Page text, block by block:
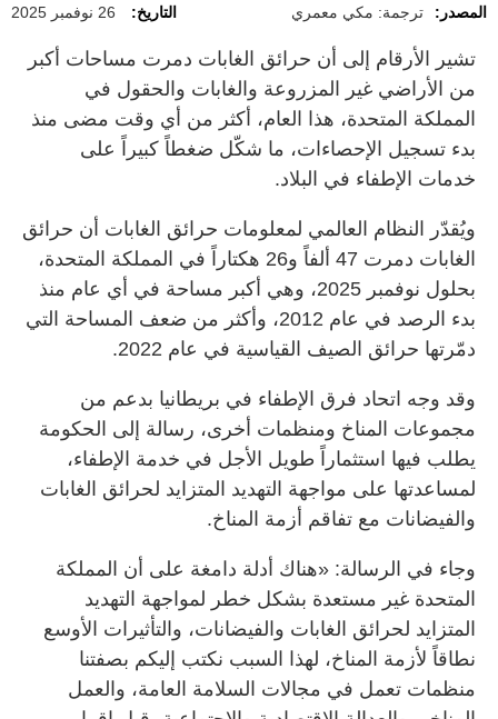
المصدر: ترجمة: مكي معمري التاريخ: 26 نوفمبر 2025
تشير الأرقام إلى أن حرائق الغابات دمرت مساحات أكبر
من الأراضي غير المزروعة والغابات والحقول في
المملكة المتحدة، هذا العام، أكثر من أي وقت مضى منذ
بدء تسجيل الإحصاءات، ما شكّل ضغطاً كبيراً على
خدمات الإطفاء في البلاد.
ويُقدّر النظام العالمي لمعلومات حرائق الغابات أن حرائق
الغابات دمرت 47 ألفاً و26 هكتاراً في المملكة المتحدة،
بحلول نوفمبر 2025، وهي أكبر مساحة في أي عام منذ
بدء الرصد في عام 2012، وأكثر من ضعف المساحة التي
دمّرتها حرائق الصيف القياسية في عام 2022.
وقد وجه اتحاد فرق الإطفاء في بريطانيا بدعم من
مجموعات المناخ ومنظمات أخرى، رسالة إلى الحكومة
يطلب فيها استثماراً طويل الأجل في خدمة الإطفاء،
لمساعدتها على مواجهة التهديد المتزايد لحرائق الغابات
والفيضانات مع تفاقم أزمة المناخ.
وجاء في الرسالة: «هناك أدلة دامغة على أن المملكة
المتحدة غير مستعدة بشكل خطر لمواجهة التهديد
المتزايد لحرائق الغابات والفيضانات، والتأثيرات الأوسع
نطاقاً لأزمة المناخ، لهذا السبب نكتب إليكم بصفتنا
منظمات تعمل في مجالات السلامة العامة، والعمل